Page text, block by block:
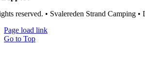
reserved. • Svalereden Strand Camping •
Page load link
Go to Top